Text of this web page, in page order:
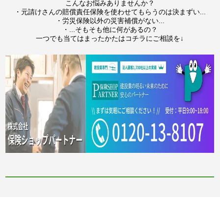
こんなお悩みありませんか？
・元請けさんの賠償責任保険を使わせてもらうのは決まずい...
・労災保険以外の災害補償がない...
・...そもそも他に何があるの？
一つでも当てはまったかたはコチラにご相談を↓